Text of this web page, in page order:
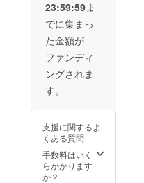
み ※毎
月(3ヶ
月間・
月1回配
送合計3
回配送)
※1回の
ケット5
膳おこ
わ
180g×5
食とな
23:59:59ま
でに集まっ
た金額が
ファンディ
ングされま
す。
支援に関するよ
くある質問
手数料はいく
らかかります
か？